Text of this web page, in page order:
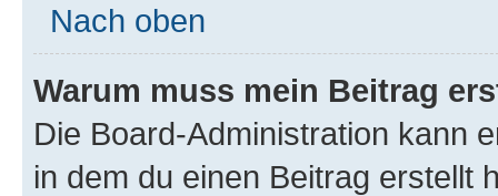
Nach oben
Warum muss mein Beitrag
Die Board-Administration kann
in dem du einen Beitrag erstellt